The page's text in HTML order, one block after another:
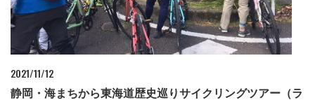
2021/11/12
静岡・海まちから東海道歴史巡りサイクリングツアー（ラ